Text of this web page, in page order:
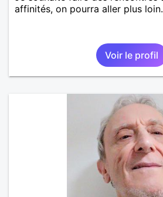
affinités, on pourra aller plus loin.
Voir le profil